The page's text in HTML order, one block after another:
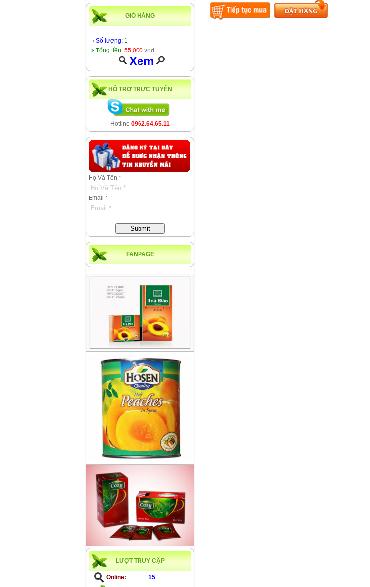
GIỎ HÀNG
» Số lượng: 1
» Tổng tiền: 55,000 vnđ
Xem
HỖ TRỢ TRỰC TUYẾN
Hotline 0962.64.65.11
Họ Và Tên *
Email *
Submit
FANPAGE
LƯỢT TRUY CẬP
Online: 15